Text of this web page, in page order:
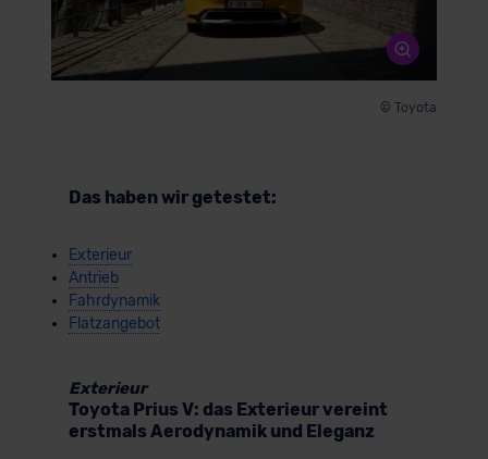
© Toyota
Das haben wir getestet:
Exterieur
Antrieb
Fahrdynamik
Flatzangebot
Exterieur
Toyota Prius V: das Exterieur vereint
erstmals Aerodynamik und Eleganz